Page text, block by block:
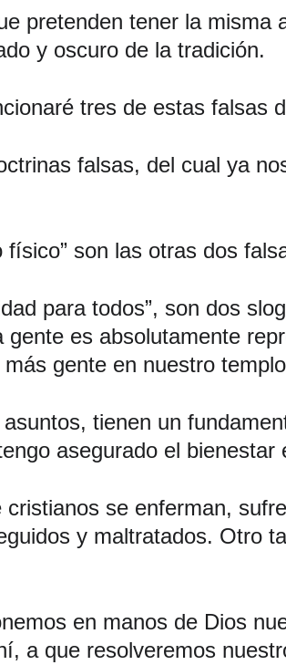
pretenden tener la misma
y oscuro de la tradición.
tres de estas falsas
falsas, del cual ya
físico” son las otras dos
para todos”, son dos
es absolutamente
gente en nuestro
tienen un
asegurado el
se enferman,
y maltratados. Otro
en manos de Dios
a que resolveremos